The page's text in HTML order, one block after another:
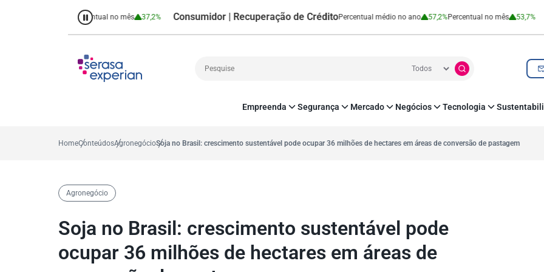
Percentual no mês 37,2% Consumidor | Recuperação de CréditoPercentual médio no ano 57,2%Percentual no mês 53,7%
Empreenda
Crédito
Marketing
Segurança
Proteção de Dados
Mercado
Open Finance
Negócios
RH
Tecnologia
O corre de quem
HomeConteúdosAgronegócioSoja no Brasil: crescimento sustentável pode ocupar 36 milhões de hectares em áreas de conversão de pastagem
Agronegócio
Soja no Brasil: crescimento sustentável pode
ocupar 36 milhões de hectares em áreas de